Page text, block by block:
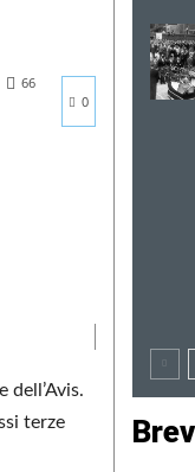
0
66
terze